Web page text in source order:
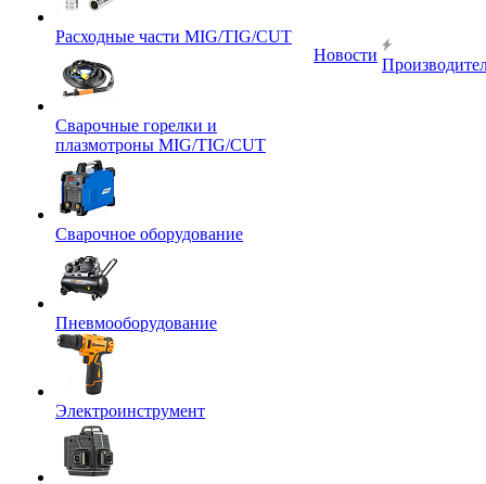
Расходные части MIG/TIG/CUT
Сварочные горелки и
плазмотроны MIG/TIG/CUT
Сварочное оборудование
Пневмооборудование
Электроинструмент
Новости